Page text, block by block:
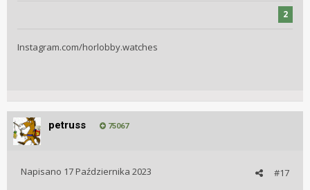
2
Instagram.com/horlobby.watches
petruss 75067
#17
Napisano 17 Października 2023